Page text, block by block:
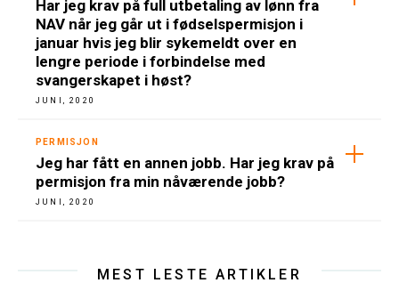
Har jeg krav på full utbetaling av lønn fra
NAV når jeg går ut i fødselspermisjon i
januar hvis jeg blir sykemeldt over en
lengre periode i forbindelse med
svangerskapet i høst?
JUNI, 2020
PERMISJON
Jeg har fått en annen jobb. Har jeg krav på
permisjon fra min nåværende jobb?
JUNI, 2020
MEST LESTE ARTIKLER